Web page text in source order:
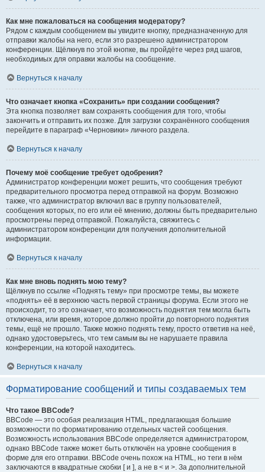
Как мне пожаловаться на сообщения модератору?
Рядом с каждым сообщением вы увидите кнопку, предназначенную для
отправки жалобы на него, если это разрешено администратором
конференции. Щёлкнув по этой кнопке, вы пройдёте через ряд шагов,
необходимых для оправки жалобы на сообщение.
Вернуться к началу
Что означает кнопка «Сохранить» при создании сообщения?
Эта кнопка позволяет вам сохранять сообщения для того, чтобы
закончить и отправить их позже. Для загрузки сохранённого сообщения
перейдите в параграф «Черновики» личного раздела.
Вернуться к началу
Почему моё сообщение требует одобрения?
Администратор конференции может решить, что сообщения требуют
предварительного просмотра перед отправкой на форум. Возможно
также, что администратор включил вас в группу пользователей,
сообщения которых, по его или её мнению, должны быть предварительно
просмотрены перед отправкой. Пожалуйста, свяжитесь с
администратором конференции для получения дополнительной
информации.
Вернуться к началу
Как мне вновь поднять мою тему?
Щёлкнув по ссылке «Поднять тему» при просмотре темы, вы можете
«поднять» её в верхнюю часть первой страницы форума. Если этого не
происходит, то это означает, что возможность поднятия тем могла быть
отключена, или время, которое должно пройти до повторного поднятия
темы, ещё не прошло. Также можно поднять тему, просто ответив на неё,
однако удостоверьтесь, что тем самым вы не нарушаете правила
конференции, на которой находитесь.
Вернуться к началу
Форматирование сообщений и типы создаваемых тем
Что такое BBCode?
BBCode — это особая реализация HTML, предлагающая большие
возможности по форматированию отдельных частей сообщения.
Возможность использования BBCode определяется администратором,
однако BBCode также может быть отключён на уровне сообщения в
форме для его отправки. BBCode очень похож на HTML, но теги в нём
заключаются в квадратные скобки [ и ], а не в < и >. За дополнительной